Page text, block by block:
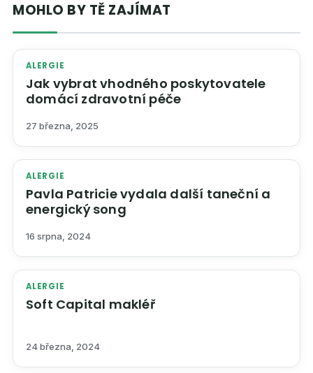
MOHLO BY TĚ ZAJÍMAT
ALERGIE
Jak vybrat vhodného poskytovatele
domácí zdravotní péče
27 března, 2025
ALERGIE
Pavla Patricie vydala další taneční a
energický song
16 srpna, 2024
ALERGIE
Soft Capital makléř
24 března, 2024